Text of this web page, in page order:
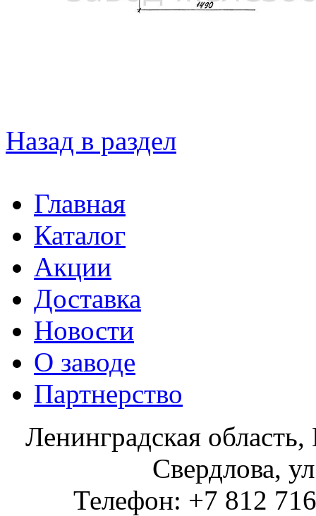
Назад в раздел
Главная
Каталог
Акции
Доставка
Новости
О заводе
Партнерство
Ленинградская
Свердлова,
Телефон: +7 812